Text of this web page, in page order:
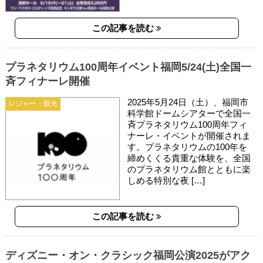
この記事を読む
レジャー・観光
プラネタリウム100周年イベント福岡5/24(土)全国一
斉フィナーレ開催
2025年5月24日（土）、福岡市
科学館ドームシアターで全国一
斉プラネタリウム100周年フィ
ナーレ・イベントが開催されま
す。プラネタリウムの100年を
締めくくる貴重な体験を、全国
のプラネタリウム館とともに楽
しめる特別な夜 […]
この記事を読む
ディズニー・オン・クラシック福岡公演2025がアク